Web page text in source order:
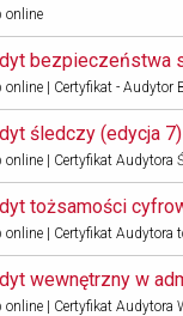
online
bezpieczeństwa
online | Certyfikat - Audytor
śledczy (edycja 7)
online | Certyfikat Audytora
tożsamości
online | Certyfikat Audytora
wewnętrzny w
online | Certyfikat Audytora